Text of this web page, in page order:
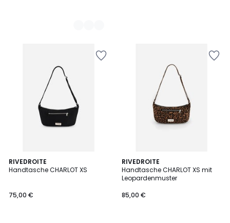
RIVEDROITE
Handtasche CHARLOT XS
75,00 €
RIVEDROITE
Handtasche CHARLOT XS mit
Leopardenmuster
85,00 €